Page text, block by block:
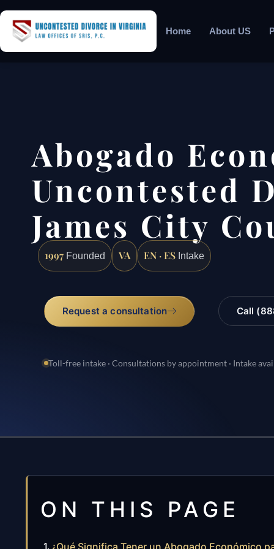
Home About US
Abogado
Uncontested
James City
1997 Founded VA EN · ES Intake
Request a consultation Call
Toll-free intake · Consultations by appointment · Intake
ON THIS PAGE